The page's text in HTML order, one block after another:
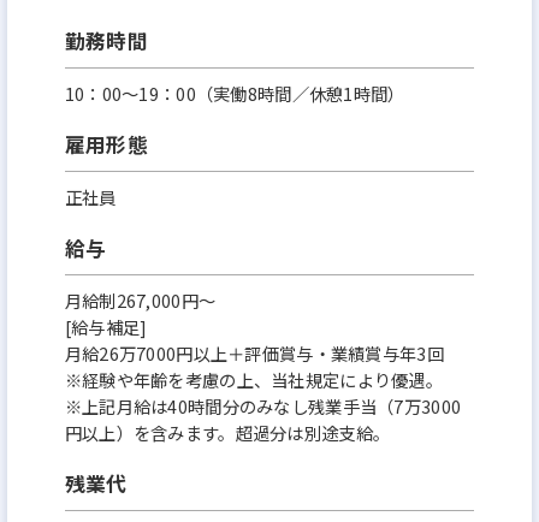
勤務時間
10：00～19：00（実働8時間／休憩1時間）
雇用形態
正社員
給与
月給制267,000円～
[給与補足]
月給26万7000円以上＋評価賞与・業績賞与年3回
※経験や年齢を考慮の上、当社規定により優遇。
※上記月給は40時間分のみなし残業手当（7万3000
円以上）を含みます。超過分は別途支給。
残業代